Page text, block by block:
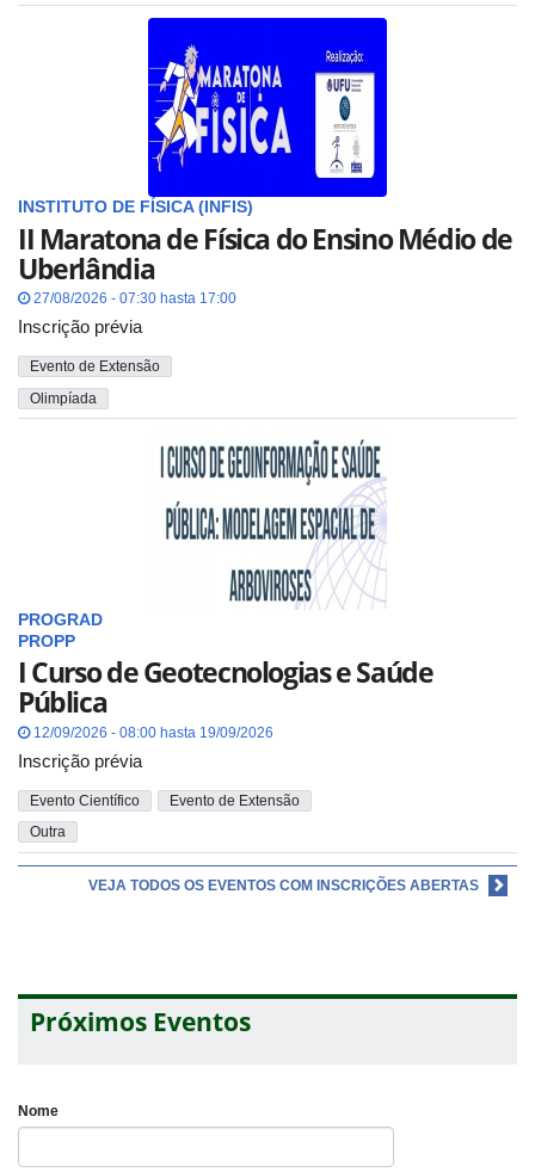
INSTITUTO DE FÍSICA (INFIS)
II Maratona de Física do Ensino Médio de
Uberlândia
27/08/2026 - 07:30 hasta 17:00
Inscrição prévia
Evento de Extensão
Olimpíada
PROGRAD
PROPP
I Curso de Geotecnologias e Saúde
Pública
12/09/2026 - 08:00 hasta 19/09/2026
Inscrição prévia
Evento Científico
Evento de Extensão
Outra
VEJA TODOS OS EVENTOS COM INSCRIÇÕES ABERTAS
Próximos Eventos
Nome